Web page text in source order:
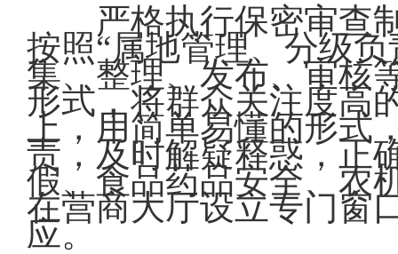
严格执行保密审查
按照“属地管理、分级
集、整理、发布、审核
形式，将群众关注度高
上，用简单易懂的形式
责，及时解疑释惑，正
假、食品药品安全、农
在营商大厅设立专门窗
应。